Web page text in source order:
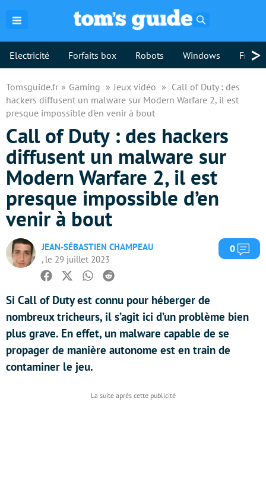
Electricité Forfaits box Robots Windows >
Tomsguide.fr Gaming Jeux vidéo
Call of Duty : des
hackers diffusent un malware sur Modern Warfare 2, il est
presque impossible d’en venir à bout
Call of Duty : des hackers
diffusent un malware sur
Modern Warfare 2, il est
presque impossible d’en
venir à bout
JEAN-SÉBASTIEN CHAMPEAU
, le 29 juillet 2023
0
Facebook
TwitterWhatsapp
Reddit
Si Call of Duty est connu pour héberger de
nombreux tricheurs, il s’agit ici d’un problème bien
plus grave. En effet, un malware capable de se
propager de manière autonome est en train de
contaminer le jeu.